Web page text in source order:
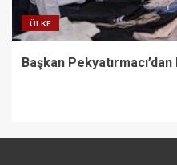
ÜLKE
Başkan